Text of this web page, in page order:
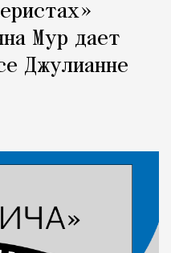
Мур дает
Джулианне